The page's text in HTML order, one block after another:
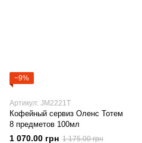
−9%
Артикул: JM2221T
Кофейный сервиз Оленс Тотем
8 предметов 100мл
1 070.00 грн 1 175.00 грн